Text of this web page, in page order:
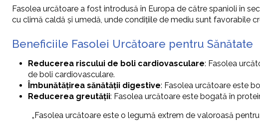
Fasolea urcătoare a fost introdusă în Europa de către spanioli în
cu climă caldă și umedă, unde condițiile de mediu sunt favorabile
Beneficiile Fasolei Urcătoare pentru Sănătate
Reducerea riscului de boli cardiovasculare: Fasolea
de boli cardiovasculare.
Îmbunătățirea sănătății digestive: Fasolea urcătoare este
Reducerea greutății: Fasolea urcătoare este bogată în
„Fasolea urcătoare este o legumă extrem de valoroasă